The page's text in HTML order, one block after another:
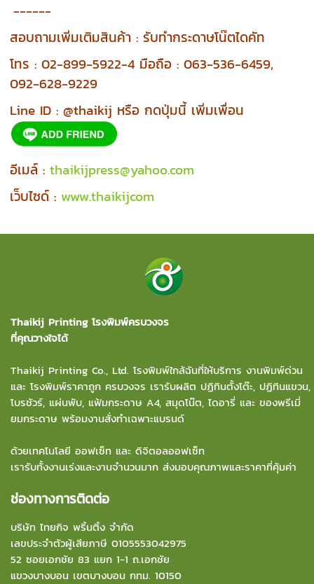
------
สอบถามเพิ่มเติมสินค้า : รับทำกระดาษโน๊ตไดคัท
โทร : 02-899-5922-4 มือถือ : 063-536-6459,
092-628-9229
Line ID : @thaikij หรือ กดปุ่มนี้ เพิ่มเพื่อน
อีเมล์ :thaikijpress@yahoo.com
เว็บไซด์ : www.thaikijcom
Thaikij Printing โรงพิมพ์ครบวงจร
ที่คุณวางใจได้
Thaikij Printing Co., Ltd. โรงพิมพ์ใกล้ฉันที่ให้บริการ งานพิมพ์ด่วน
และ โรงพิมพ์ราคาถูก ครบวงจร เรารับผลิต ปฏิทินตั้งโต๊ะ, ปฏิทินแขวน,
โบรชัวร์, แผ่นพับ, แฟ้มกระดาษ A4, สมุดโน๊ต, ไดอารี่ และ ของพรีเมี่
ยมกระดาษ พร้อมงานสั่งทำเฉพาะแบรนด์
ด้วยเทคโนโลยี ออฟเซ็ท และ ดิจิตอลออฟเซ็ท
เรารับทั้งงานเร่งและงานจำนวนมาก ส่งมอบคุณภาพและราคาที่คุ้มค่า
ช่องทางการติดต่อ
บริษัท ไทยกิจ พริ้นติ้ง จำกัด
เลขประจำตัวผู้เสียภาษี 0105553042975
52 ซอยเอกชัย 83 แยก 1-1 ถ.เอกชัย
แขวงบางบอน เขตบางบอน กทม. 10150